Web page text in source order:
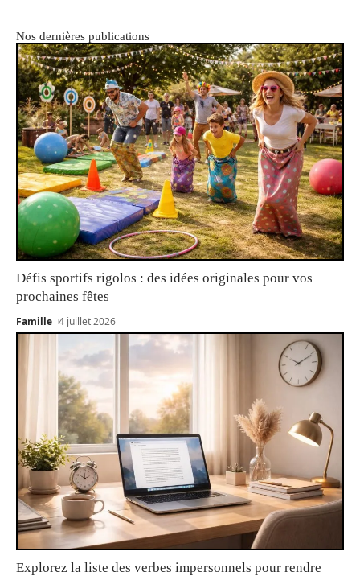
Nos dernières publications
Défis sportifs rigolos : des idées originales pour vos
prochaines fêtes
Famille 4 juillet 2026
Explorez la liste des verbes impersonnels pour rendre